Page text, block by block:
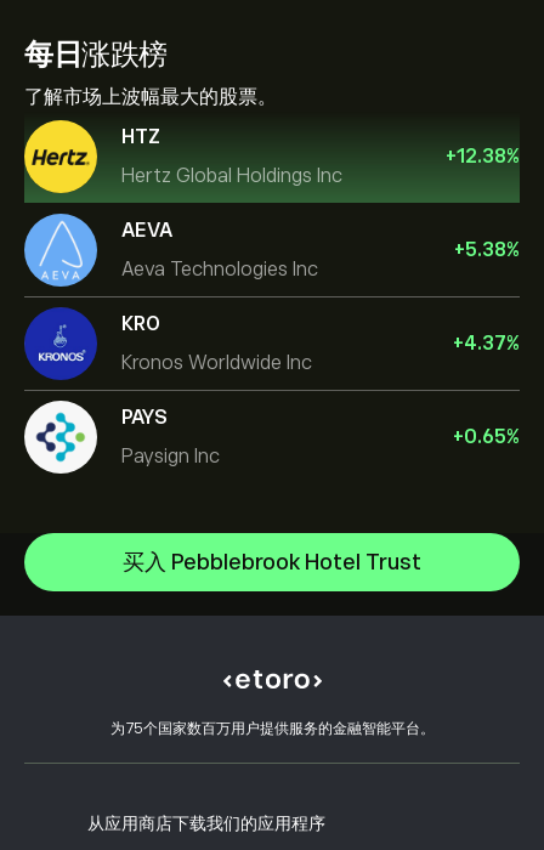
每日涨跌榜
了解市场上波幅最大的股票。
HTZ
Hertz Global Holdings Inc
+12.38%
AEVA
Aeva Technologies Inc
+5.38%
KRO
Kronos Worldwide Inc
+4.37%
PAYS
Paysign Inc
+0.65%
买入 Pebblebrook Hotel Trust
为75个国家数百万用户提供服务的金融智能平台。
从应用商店下载我们的应用程序
NVIDIA Corporation
Microsoft
Apple
如何入金
如何出金
开设账户
客户端漏洞
CopyTrading 简介
负责任交易
eToro Academy
选择 eToro 的理由
我们的办事处
风险披露
关键信息文档
投资保险